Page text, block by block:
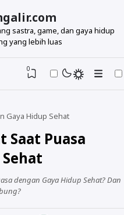
sastra, game, dan gaya hidup
yang lebih luas
0
Gaya Hidup Sehat
Saat Puasa
dengan Gaya Hidup Sehat? Dan